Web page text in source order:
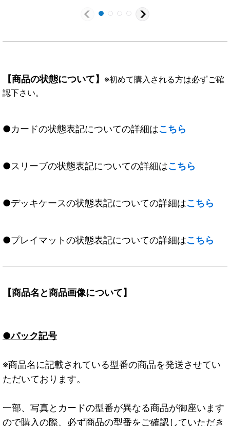
【商品の状態について】 ※初めて購入される方は必ずご確
認下さい。
●カードの状態表記についての詳細はこちら
●スリーブの状態表記についての詳細はこちら
●デッキケースの状態表記についての詳細はこちら
●プレイマットの状態表記についての詳細はこちら
【商品名と商品画像について】
●パック記号
※商品名に記載されている型番の商品を発送させてい
ただいております。
一部、写真とカードの型番が異なる商品が御座います
ので購入の際、必ず商品の型番をご確認していただき